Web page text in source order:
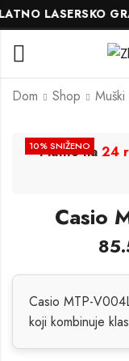
LASERSKO
Dom Shop
10% SNIŽENO
Platite na 24
Casio
Casio MTP-
koji kombinuje